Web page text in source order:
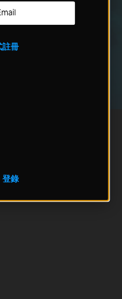
註冊
登錄